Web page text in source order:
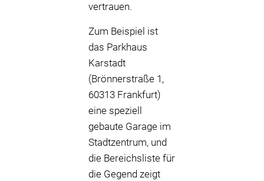
vertrauen.
Zum Beispiel ist
das Parkhaus
Karstadt
(Brönnerstraße 1,
60313 Frankfurt)
eine speziell
gebaute Garage im
Stadtzentrum, und
die Bereichsliste für
die Gegend zeigt